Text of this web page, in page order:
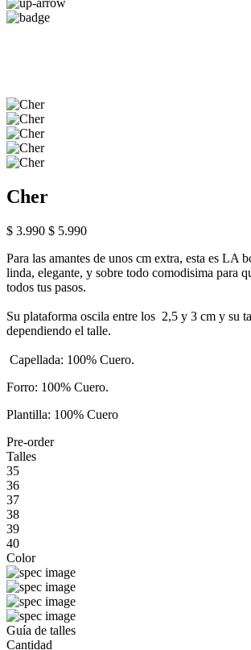
Cher
$ 3.990 $ 5.990
Para las amantes de unos cm extra, esta es LA
linda, elegante, y sobre todo comodisima para
todos tus pasos.
Su plataforma oscila entre los 2,5 y 3 cm y su
dependiendo el talle.
Capellada: 100% Cuero.
Forro: 100% Cuero.
Plantilla: 100% Cuero
Pre-order
Talles
35
36
37
38
39
40
Color
Guía de talles
Cantidad